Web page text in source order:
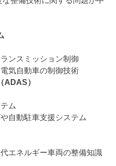
ンスミッション制御
気自動車の制御技術
ADAS）
ム
自動駐車支援システム
エネルギー車両の整備知識